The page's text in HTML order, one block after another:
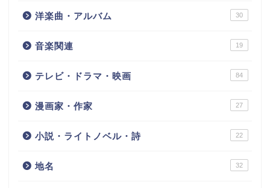
洋楽曲・アルバム 30
音楽関連 19
テレビ・ドラマ・映画 84
漫画家・作家 27
小説・ライトノベル・詩 22
地名 32